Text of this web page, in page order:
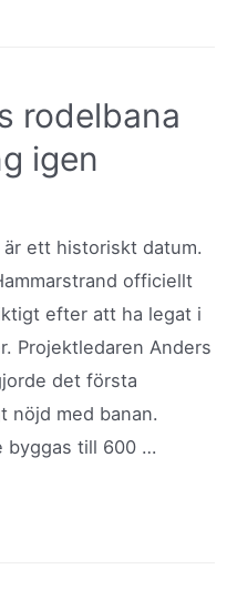
rodelbana
igen
ett historiskt datum.
officiellt
efter att ha legat i
Projektledaren Anders
det första
nöjd med banan.
byggas till 600 …